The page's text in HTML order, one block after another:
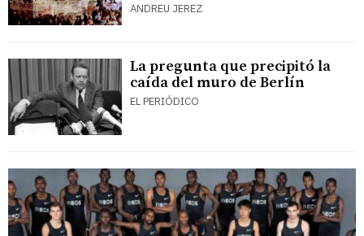
ANDREU JEREZ
La pregunta que precipitó la
caída del muro de Berlín
EL PERIÓDICO